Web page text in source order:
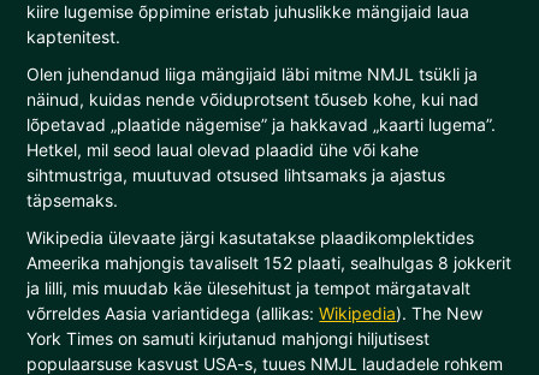
kiire lugemise õppimine eristab juhuslikke mängijaid laua
kaptenitest.
Olen juhendanud liiga mängijaid läbi mitme NMJL tsükli ja
näinud, kuidas nende võiduprotsent tõuseb kohe, kui nad
lõpetavad „plaatide nägemise” ja hakkavad „kaarti lugema”.
Hetkel, mil seod laual olevad plaadid ühe või kahe
sihtmustriga, muutuvad otsused lihtsamaks ja ajastus
täpsemaks.
Wikipedia ülevaate järgi kasutatakse plaadikomplektides
Ameerika mahjongis tavaliselt 152 plaati, sealhulgas 8 jokkerit
ja lilli, mis muudab käe ülesehitust ja tempot märgatavalt
võrreldes Aasia variantidega (allikas:Wikipedia). The New
York Times on samuti kirjutanud mahjongi hiljutisest
populaarsuse kasvust USA-s, tuues NMJL laudadele rohkem